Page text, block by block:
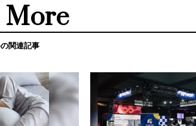
More
関連記事